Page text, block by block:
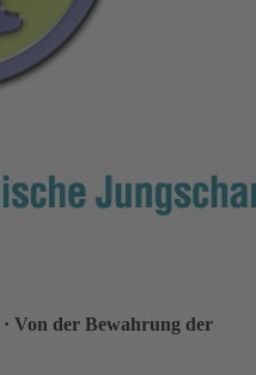
· Von der Bewahrung der